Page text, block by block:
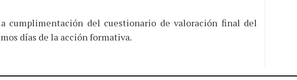
cumplimentación del cuestionario de valoración final del
días de la acción formativa.